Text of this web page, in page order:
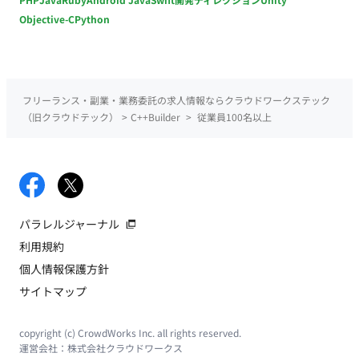
Objective-CPython
フリーランス・副業・業務委託の求人情報ならクラウドワークステック
（旧クラウドテック）
> C++Builder > 従業員100名以上
パラレルジャーナル
利用規約
個人情報保護方針
サイトマップ
copyright (c) CrowdWorks Inc. all rights reserved.
運営会社： 株式会社クラウドワークス